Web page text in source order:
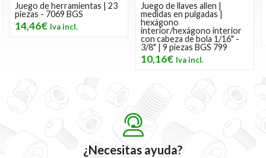
Juego de herramientas | 23
piezas - 7069 BGS
14,46€
Juego de llaves allen |
medidas en pulgadas |
hexágono
interior/hexágono interior
con cabeza de bola 1/16" -
3/8" | 9 piezas BGS 799
10,16€
¿Necesitas ayuda?